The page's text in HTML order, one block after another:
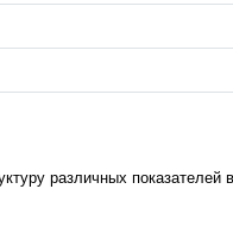
различных показателей